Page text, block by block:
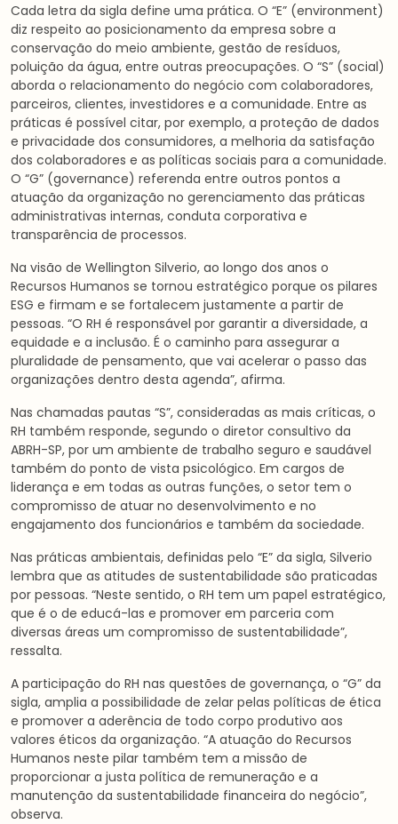
Cada letra da sigla define uma prática. O “E” (environment)
diz respeito ao posicionamento da empresa sobre a
conservação do meio ambiente, gestão de resíduos,
poluição da água, entre outras preocupações. O “S” (social)
aborda o relacionamento do negócio com colaboradores,
parceiros, clientes, investidores e a comunidade. Entre as
práticas é possível citar, por exemplo, a proteção de dados
e privacidade dos consumidores, a melhoria da satisfação
dos colaboradores e as políticas sociais para a comunidade.
O “G” (governance) referenda entre outros pontos a
atuação da organização no gerenciamento das práticas
administrativas internas, conduta corporativa e
transparência de processos.
Na visão de Wellington Silverio, ao longo dos anos o
Recursos Humanos se tornou estratégico porque os pilares
ESG e firmam e se fortalecem justamente a partir de
pessoas. “O RH é responsável por garantir a diversidade, a
equidade e a inclusão. É o caminho para assegurar a
pluralidade de pensamento, que vai acelerar o passo das
organizações dentro desta agenda”, afirma.
Nas chamadas pautas “S”, consideradas as mais críticas, o
RH também responde, segundo o diretor consultivo da
ABRH-SP, por um ambiente de trabalho seguro e saudável
também do ponto de vista psicológico. Em cargos de
liderança e em todas as outras funções, o setor tem o
compromisso de atuar no desenvolvimento e no
engajamento dos funcionários e também da sociedade.
Nas práticas ambientais, definidas pelo “E” da sigla, Silverio
lembra que as atitudes de sustentabilidade são praticadas
por pessoas. “Neste sentido, o RH tem um papel estratégico,
que é o de educá-las e promover em parceria com
diversas áreas um compromisso de sustentabilidade”,
ressalta.
A participação do RH nas questões de governança, o “G” da
sigla, amplia a possibilidade de zelar pelas políticas de ética
e promover a aderência de todo corpo produtivo aos
valores éticos da organização. “A atuação do Recursos
Humanos neste pilar também tem a missão de
proporcionar a justa política de remuneração e a
manutenção da sustentabilidade financeira do negócio”,
observa.